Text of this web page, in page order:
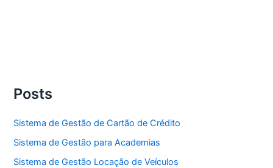
Posts
Sistema de Gestão de Cartão de Crédito
Sistema de Gestão para Academias
Sistema de Gestão Locação de Veículos